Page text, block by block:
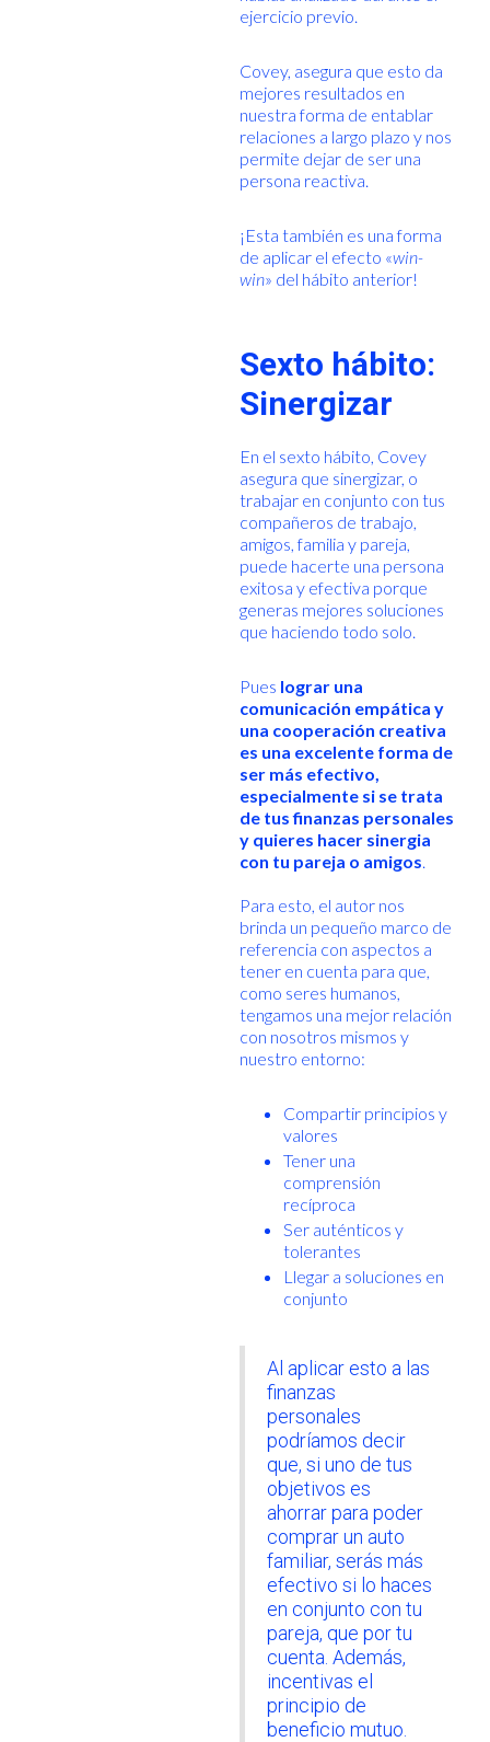
ejercicio previo.
Covey, asegura que esto da
mejores resultados en
nuestra forma de entablar
relaciones a largo plazo y nos
permite dejar de ser una
persona reactiva.
¡Esta también es una forma
de aplicar el efecto «win-
win» del hábito anterior!
Sexto hábito:
Sinergizar
En el sexto hábito, Covey
asegura que sinergizar, o
trabajar en conjunto con tus
compañeros de trabajo,
amigos, familia y pareja,
puede hacerte una persona
exitosa y efectiva porque
generas mejores soluciones
que haciendo todo solo.
Pues lograr una
comunicación empática y
una cooperación creativa
es una excelente forma de
ser más efectivo,
especialmente si se trata
de tus finanzas personales
y quieres hacer sinergia
con tu pareja o amigos
Para esto, el autor nos
brinda un pequeño marco de
referencia con aspectos a
tener en cuenta para que,
como seres humanos,
tengamos una mejor relación
con nosotros mismos y
nuestro entorno:
Compartir principios y
valores
Tener una
comprensión
recíproca
Ser auténticos y
tolerantes
Llegar a soluciones en
conjunto
Al aplicar esto a las
finanzas
personales
podríamos decir
que, si uno de tus
objetivos es
ahorrar para poder
comprar un auto
familiar, serás más
efectivo si lo haces
en conjunto con tu
pareja, que por tu
cuenta. Además,
incentivas el
principio de
beneficio mutuo.